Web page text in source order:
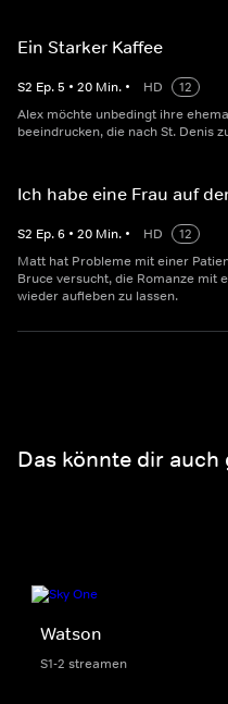
Ein Starker Kaffee
S2 Ep.5 • 20 Min. • HD
12
Alex möchte unbedingt ihre
beeindrucken, die nach St. Denis
Ich habe eine Frau auf
S2 Ep.6 • 20 Min. • HD
12
Matt hat Probleme mit einer
Bruce versucht, die Romanze mit
wieder aufleben zu lassen.
Das könnte dir auch
Watson
S1-2 streamen